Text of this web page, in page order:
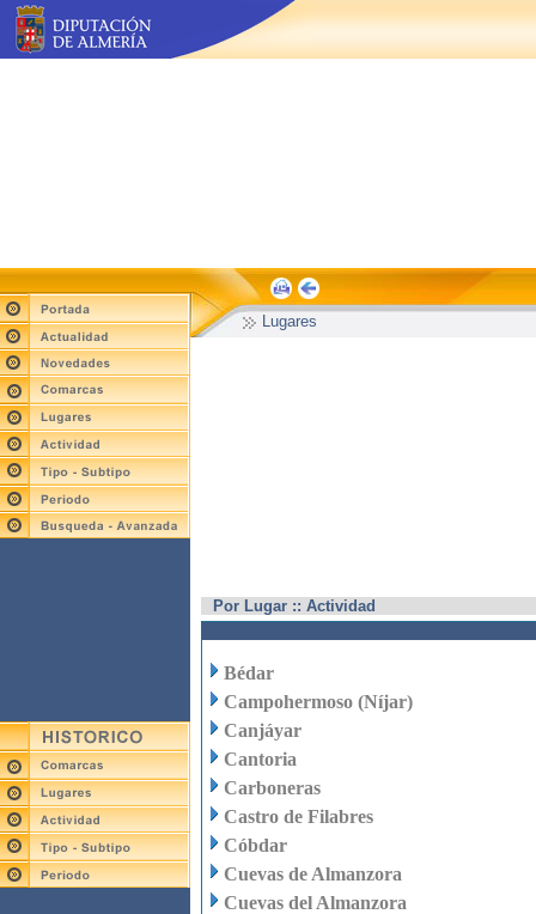
Lugares
Por Lugar :: Actividad
Bédar
Campohermoso (Níjar)
Canjáyar
Cantoria
Carboneras
Castro de Filabres
Cóbdar
Cuevas de Almanzora
Cuevas del Almanzora